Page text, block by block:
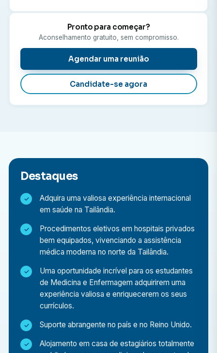
médicos e enfermeiros interagem com os pacientes e
compreender a estrutura do atendimento hospitalar
nesta parte da Ásia.
Observação: Esta é uma disciplina eletiva baseada
exclusivamente em observação. Não é permitido o
atendimento direto ao paciente ou trabalho clínico
Participar deste programa em Chiang Mai oferece a
combinação perfeita de desenvolvimento de carreira,
descoberta cultural e crescimento pessoal.
Observe o trabalho de médicos e enfermeiros
tailandeses altamente qualificados em diversos
departamentos médicos.
Entendendo o sistema de saúde na Tailândia
Aprenda como funciona o sistema de saúde em um
país em rápido desenvolvimento, incluindo as
Redes de contatos profissionais
Construa conexões significativas com profissionais
Pronto para começar?
Aconselhamento gratuito, sem compromisso.
Agendar uma reunião
Candidate-se agora
Destaques
Adquira uma valiosa experiência internacional
em saúde na Tailândia.
Procedimentos eletivos em hospitais privados
bem equipados, vivenciando a assistência
médica moderna no norte da Tailândia.
Uma oportunidade incrível para os estudantes
de Medicina e Enfermagem adquirirem uma
experiência valiosa e enriquecerem os seus
currículos.
Suporte abrangente no país e no Reino Unido.
Alojamento em casa de estagiários totalmente